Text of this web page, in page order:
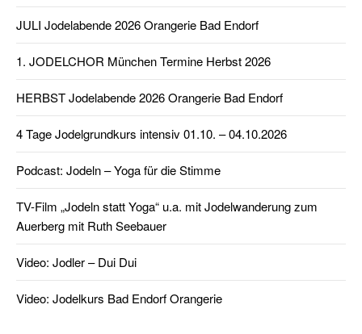
JULI Jodelabende 2026 Orangerie Bad Endorf
1. JODELCHOR München Termine Herbst 2026
HERBST Jodelabende 2026 Orangerie Bad Endorf
4 Tage Jodelgrundkurs intensiv 01.10. – 04.10.2026
Podcast: Jodeln – Yoga für die Stimme
TV-Film „Jodeln statt Yoga“ u.a. mit Jodelwanderung zum
Auerberg mit Ruth Seebauer
Video: Jodler – Dui Dui
Video: Jodelkurs Bad Endorf Orangerie